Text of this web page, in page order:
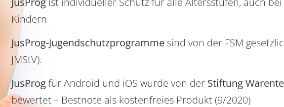
Kindern
JusProg-Jugendschutzprogrammesind von der FSM
JMStV).
JusProgfür Android und iOS wurde von der Stiftung
bewertet – Bestnote als kostenfreies Produkt (9/2020)